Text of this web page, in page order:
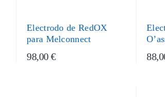
Electrodo de RedOX
para Melconnect
98,00 €